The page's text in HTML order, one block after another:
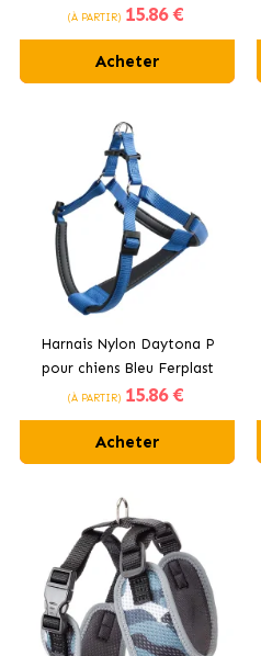
(À PARTIR) 15.86 €
Acheter
Harnais Nylon Daytona P
pour chiens Bleu Ferplast
(À PARTIR) 15.86 €
Acheter